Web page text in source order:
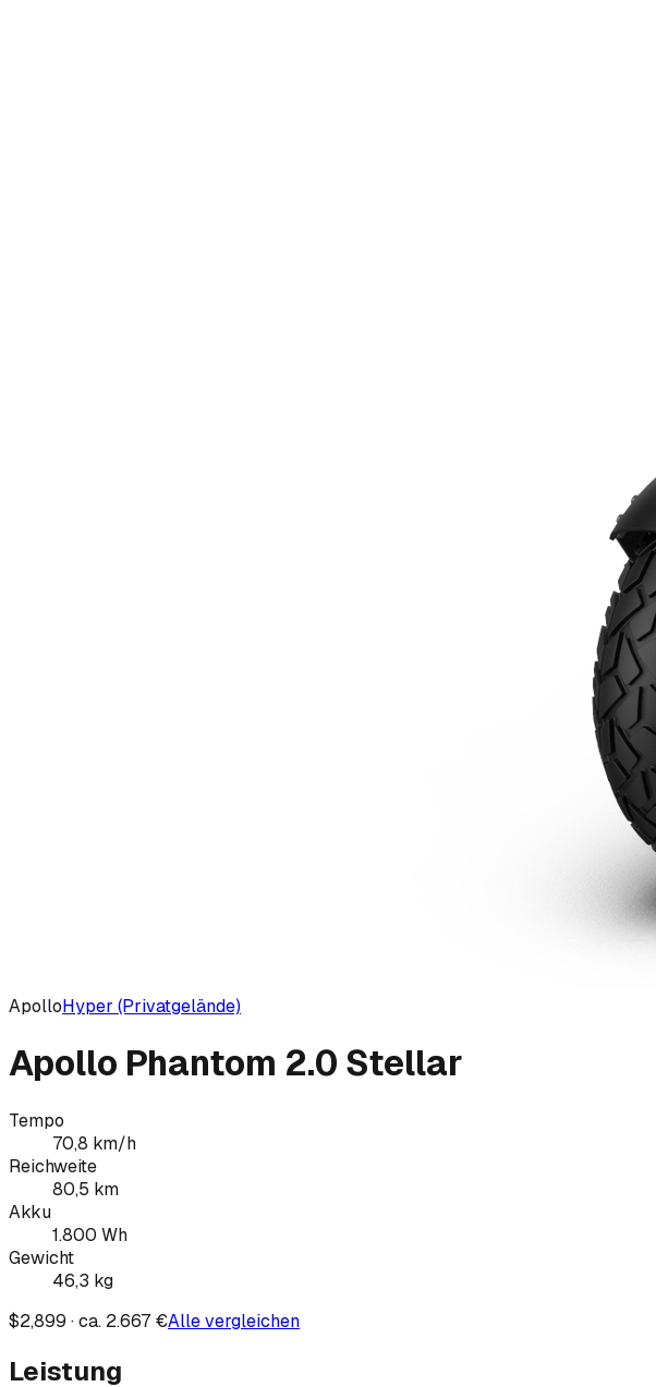
ApolloHyper (Privatgelände)
Apollo Phantom 2.0 Stellar
Tempo
70,8 km/h
Reichweite
80,5 km
Akku
1.800 Wh
Gewicht
46,3 kg
$2,899 · ca. 2.667 €Alle vergleichen
Leistung